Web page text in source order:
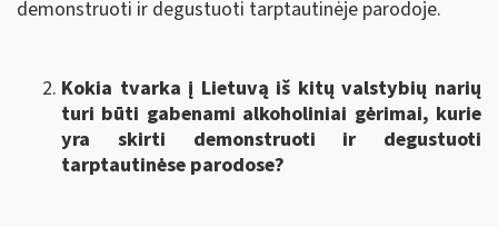
demonstruoti ir degustuoti tarptautinėje parodoje.
Kokia tvarka į Lietuvą iš kitų valstybių narių
turi būti gabenami alkoholiniai gėrimai, kurie
yra skirti demonstruoti ir degustuoti
tarptautinėse parodose?